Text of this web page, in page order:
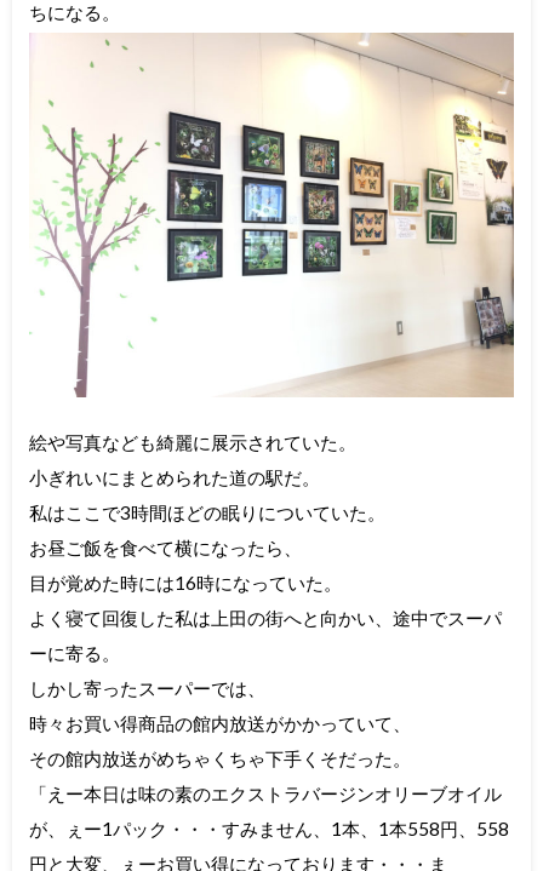
ちになる。
絵や写真なども綺麗に展示されていた。
小ぎれいにまとめられた道の駅だ。
私はここで3時間ほどの眠りについていた。
お昼ご飯を食べて横になったら、
目が覚めた時には16時になっていた。
よく寝て回復した私は上田の街へと向かい、途中でスーパ
ーに寄る。
しかし寄ったスーパーでは、
時々お買い得商品の館内放送がかかっていて、
その館内放送がめちゃくちゃ下手くそだった。
「えー本日は味の素のエクストラバージンオリーブオイル
が、ぇー1パック・・・すみません、1本、1本558円、558
円と大変、ぇーお買い得になっております・・・ま